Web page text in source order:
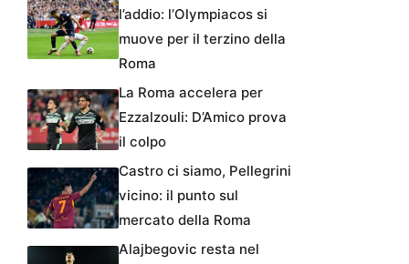
l’addio: l’Olympiacos si
muove per il terzino della
Roma
La Roma accelera per
Ezzalzouli: D’Amico prova
il colpo
Castro ci siamo, Pellegrini
vicino: il punto sul
mercato della Roma
Alajbegovic resta nel